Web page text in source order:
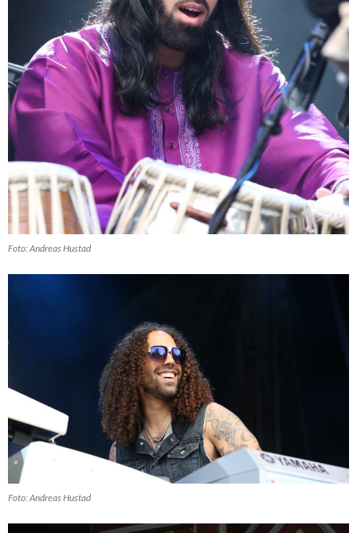
Foto: Andreas Hustad
Foto: Andreas Hustad